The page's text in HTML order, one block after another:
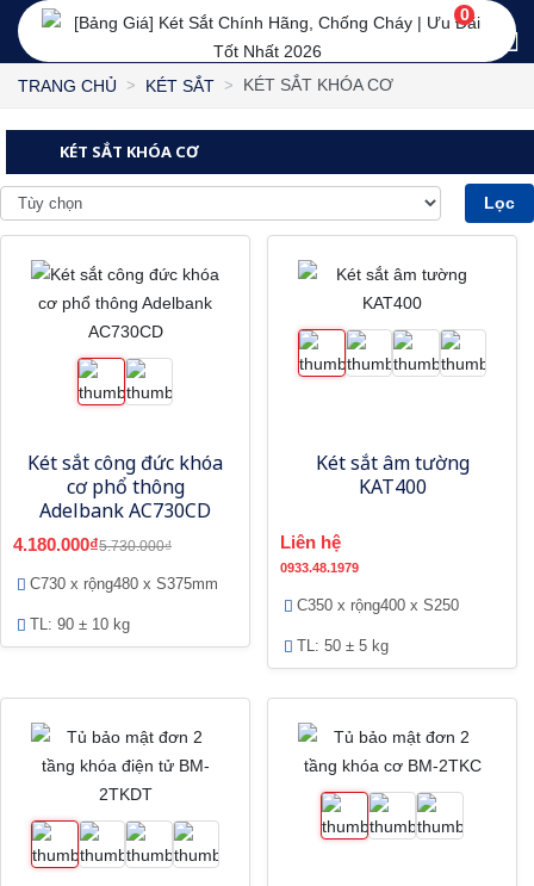
0
TRANG CHỦ KÉT SẮT KÉT SẮT KHÓA CƠ
KÉT SẮT KHÓA CƠ
Lọc
Két sắt công đức khóa
cơ phổ thông
Adelbank AC730CD
4.180.000₫5.730.000₫
C730 x rộng480 x S375mm
TL: 90 ± 10 kg
Két sắt âm tường
KAT400
Liên hệ
0933.48.1979
C350 x rộng400 x S250
TL: 50 ± 5 kg